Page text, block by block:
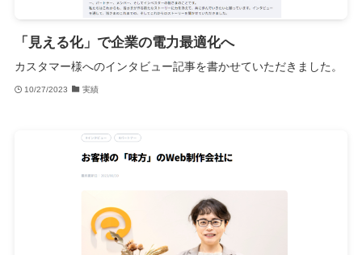
「見える化」で企業の電力最適化へ
カスタマー様へのインタビュー記事を書かせていただきました。
10/27/2023 実績